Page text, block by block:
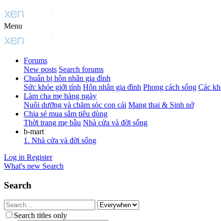
Menu
Forums
New posts Search forums
Chuẩn bị hôn nhân gia đình
Sức khỏe giới tính Hôn nhân gia đình Phong cách sống Các
Làm cha mẹ hàng ngày
Nuôi dưỡng và chăm sóc con cái Mang thai & Sinh nở
Chia sẻ mua sắm tiêu dùng
Thời trang mẹ bầu Nhà cửa và đời sống
b-mart
1. Nhà cửa và đời sống
Log in Register
What's new Search
Search
Search titles only